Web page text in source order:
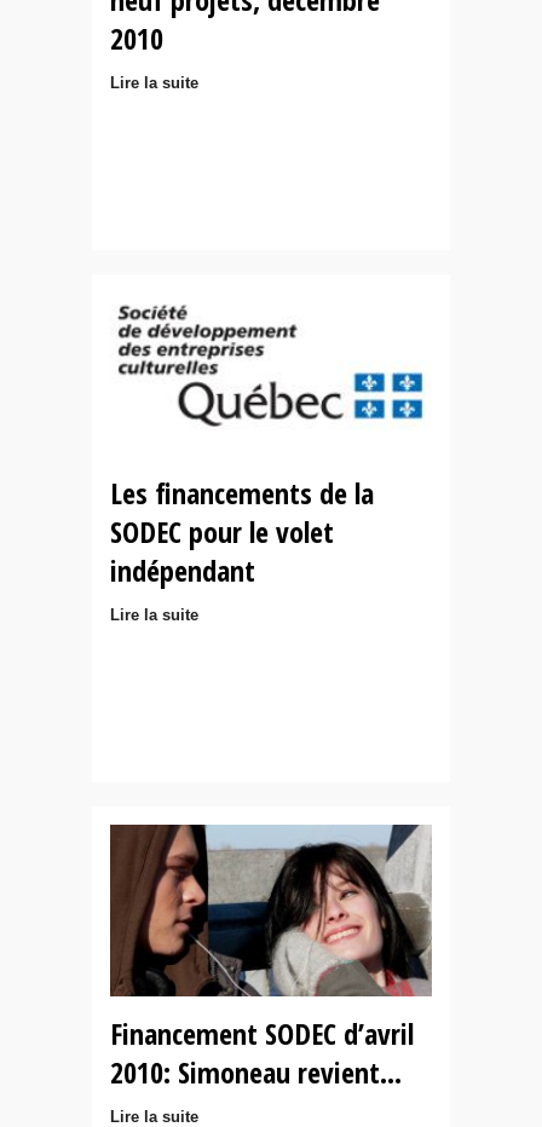
2010
Lire la suite
Les financements de la
SODEC pour le volet
indépendant
Lire la suite
Financement SODEC d’avril
2010: Simoneau revient…
Lire la suite